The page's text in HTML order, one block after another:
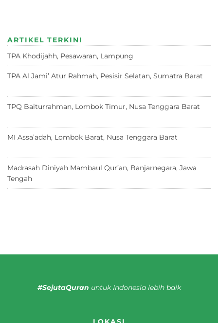
s
A
p
p
e
b
o
o
k
te
r
ra
m
d
s
ARTIKEL TERKINI
TPA Khodijahh, Pesawaran, Lampung
TPA Al Jami’ Atur Rahmah, Pesisir Selatan, Sumatra Barat
TPQ Baiturrahman, Lombok Timur, Nusa Tenggara Barat
MI Assa’adah, Lombok Barat, Nusa Tenggara Barat
Madrasah Diniyah Mambaul Qur’an, Banjarnegara, Jawa
Tengah
#SejutaQuran untuk Indonesia lebih baik